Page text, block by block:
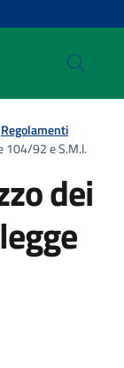
Regolamenti
104/92 e S.M.I.
dei